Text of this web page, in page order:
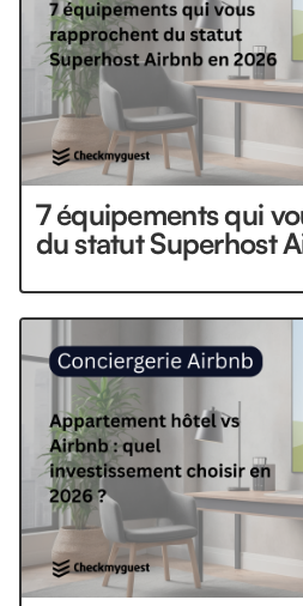
7 équipements qui
du statut Superhost